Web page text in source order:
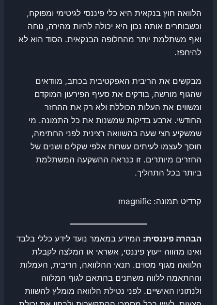
הלוואה חוץ בנקאית היא כלי פיננסי לגיטימי ומפוקח,
וכשבוחרים אותה נכון היא יכולה להיות מהירה, נוחה
ואף משתלמת יותר מהחלופה הבנקאית. הסוד הוא לא
להיחפז.
מבקשים את הריבית האפקטיבית בכתב, מוודאים
שהגוף מורשה, בודקים את סעיף הפירעון המוקדם
ומשווים את העלות הכוללת ולא רק את ההחזר
החודשי. ארבע בדיקות שמשנות את כל התמונה. מי
שמשקיע חצי שעה בהשוואה רצינית לפני החתימה,
חוסך לעצמו לעיתים עשרות אלפי שקלים ושנים של
החזרים מיותרים. זו כנראה ההשקעה המשתלמת
ביותר בכל התהליך.
קרדיט תמונה: magnific
הבהרה פיננסית: המידע במאמר נועד לידע כללי בלבד
ואינו מהווה ייעוץ פיננסי, אשראי או המלצה לקבלת
הלוואה מגוף מסוים. תנאי ההלוואה, הריבית, העמלות
וההתאמה ללווה משתנים בהתאם לגוף המלווה
ולנתוניו האישיים. לפני נטילת הלוואה מומלץ להשוות